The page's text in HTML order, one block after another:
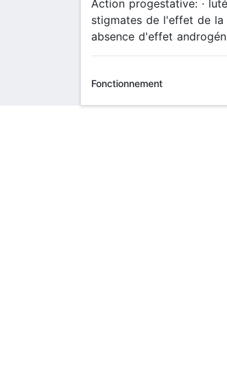
Action progestative: ·
stigmates de l'effet de la
absence d'effet
Fonctionnement